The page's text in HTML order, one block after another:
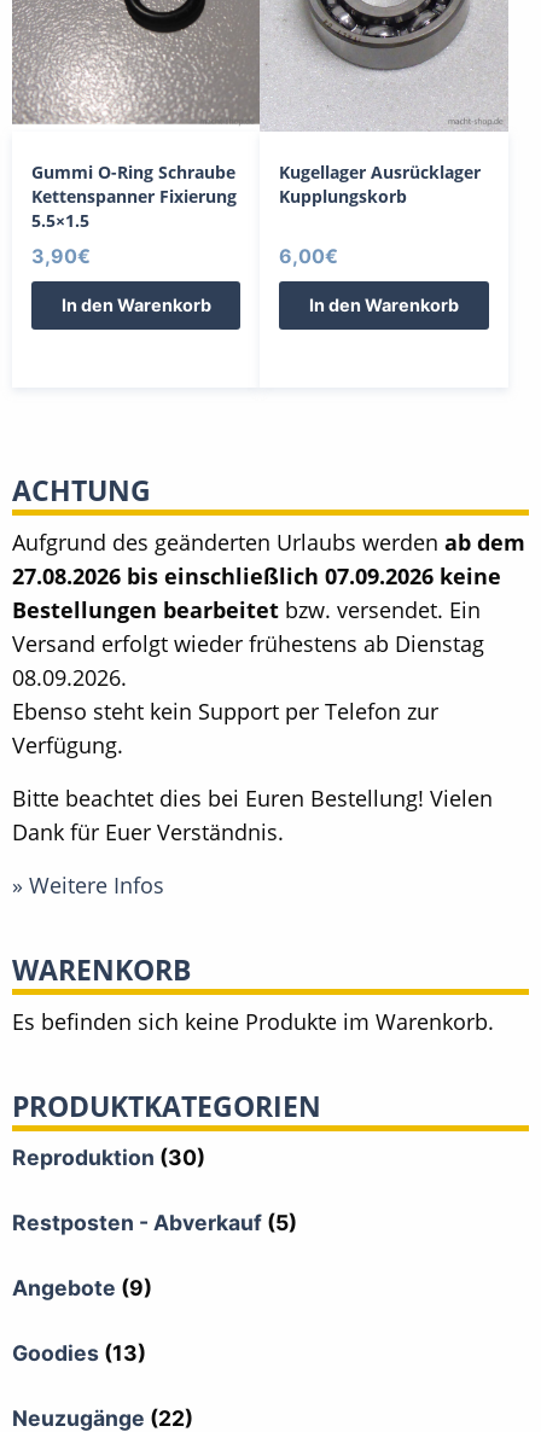
Gummi O-Ring Schraube
Kettenspanner Fixierung
5.5×1.5
3,90€
In den Warenkorb
Kugellager Ausrücklager
Kupplungskorb
6,00€
In den Warenkorb
ACHTUNG
Aufgrund des geänderten Urlaubs werden ab dem
27.08.2026 bis einschließlich 07.09.2026 keine
Bestellungen bearbeitet bzw. versendet. Ein
Versand erfolgt wieder frühestens ab Dienstag
08.09.2026.
Ebenso steht kein Support per Telefon zur
Verfügung.
Bitte beachtet dies bei Euren Bestellung! Vielen
Dank für Euer Verständnis.
» Weitere Infos
WARENKORB
Es befinden sich keine Produkte im Warenkorb.
PRODUKTKATEGORIEN
Reproduktion (30)
Restposten - Abverkauf (5)
Angebote (9)
Goodies (13)
Neuzugänge (22)